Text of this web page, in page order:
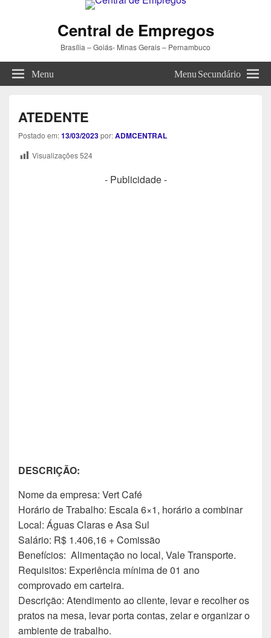
Central de Empregos
Brasília – Goiás- Minas Gerais – Pernambuco
Menu Menu Secundário
ATEDENTE
Postado em:13/03/2023por:ADMCENTRAL
Visualizações524
- Publicidade -
DESCRIÇÃO:
Nome da empresa: Vert Café
Horário de Trabalho: Escala 6×1, horário a combinar
Local: Águas Claras e Asa Sul
Salário: R$ 1.406,16 + Comissão
Benefícios: Alimentação no local, Vale Transporte.
Requisitos: Experiência mínima de 01 ano
comprovado em carteira.
Descrição: Atendimento ao cliente, levar e recolher os
pratos na mesa, levar porta contas, zelar e organizar o
ambiente de trabalho.